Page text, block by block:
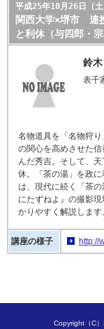
平成25年10月26日（土
関西大学×堺市
と利休（与四郎・宗
鈴
表
名物道具を「名物狩り
の関心を高めさせた
んだ秀吉。そして、
休。「茶の湯」を政
は、現代に続く「茶
にたずねよ 』 の撮影現
かりやすく解説します
講座の様子 http://
Copyright（C